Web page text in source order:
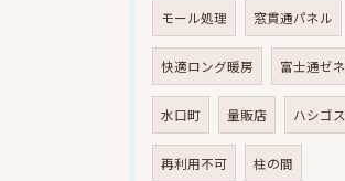
モール処理 窓貫通パネル
快適ロング暖房 富士通ゼ
水口町 量販店 ハシゴ
再利用不可 柱の間